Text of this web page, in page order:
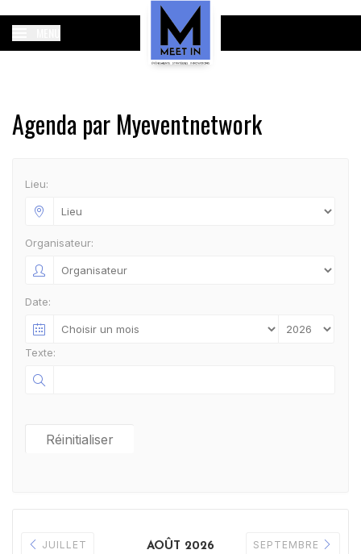
Agenda par Myeventnetwork
Lieu:
Organisateur:
Date:
Texte:
Réinitialiser
JUILLET AOÛT 2026 SEPTEMBRE